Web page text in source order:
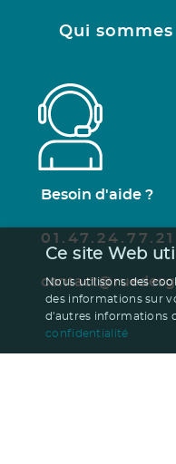
Qui sommes
Besoin d'aide ?
01.47.24.77.21
Ce site Web
Nous utilisons des
des informations sur
d'autres informations
confidentialité